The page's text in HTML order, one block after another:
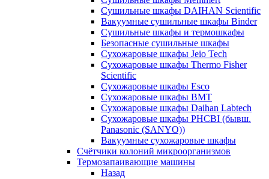
Сушильные шкафы DAIHAN Scientific
Вакуумные сушильные шкафы Binder
Сушильные шкафы и термошкафы
Безопасные сушильные шкафы
Сухожаровые шкафы Jeio Tech
Сухожаровые шкафы Thermo Fisher
Scientific
Сухожаровые шкафы Esco
Сухожаровые шкафы BMT
Сухожаровые шкафы Daihan Labtech
Сухожаровые шкафы PHCBI (бывш.
Panasonic (SANYO))
Вакуумные сухожаровые шкафы
Счётчики колоний микроорганизмов
Термозапаивающие машины
Назад